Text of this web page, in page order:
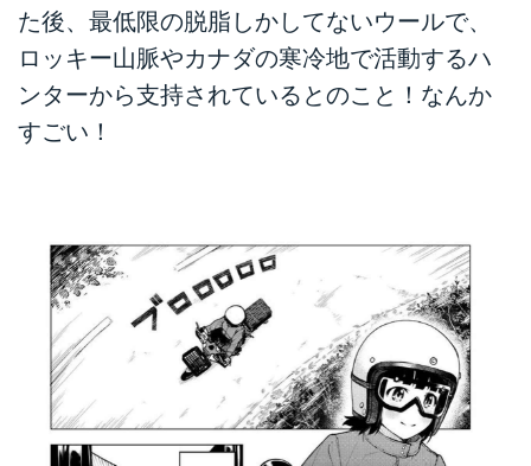
た後、最低限の脱脂しかしてないウールで、
ロッキー山脈やカナダの寒冷地で活動するハ
ンターから支持されているとのこと！なんか
すごい！